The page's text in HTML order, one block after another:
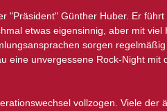
"Präsident" Günther Huber. Er
etwas eigensinnig, aber mit viel
sorgen
eine unvergessene Rock-Night mit
vollzogen. Viele der